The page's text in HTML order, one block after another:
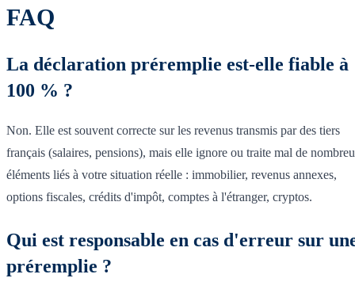
FAQ
La déclaration préremplie est-elle fiable à
100 % ?
Non. Elle est souvent correcte sur les revenus transmis par des tiers
français (salaires, pensions), mais elle ignore ou traite mal de
éléments liés à votre situation réelle : immobilier, revenus annexes,
options fiscales, crédits d'impôt, comptes à l'étranger, cryptos.
Qui est responsable en cas d'erreur sur
préremplie ?